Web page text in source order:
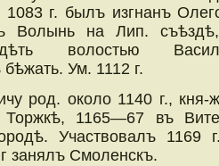
1083 г. былъ изгнанъ
Волынь на Лип.
волостью
Ум. 1112 г.
род. около 1140 г., кня-
1165—67 въ
Участвовалъ 1169
г занялъ Смоленскъ.